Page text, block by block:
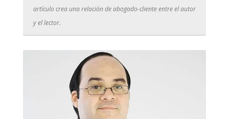
artículo crea una relación de abogado-cliente entre el autor
y el lector.